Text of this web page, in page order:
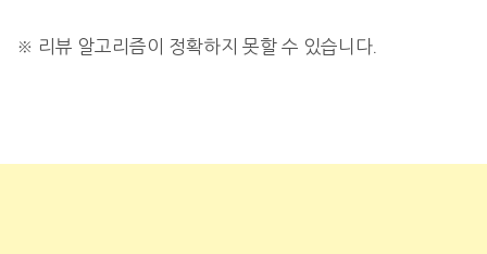
※ 리뷰 알고리즘이 정확하지 못할 수 있습니다.